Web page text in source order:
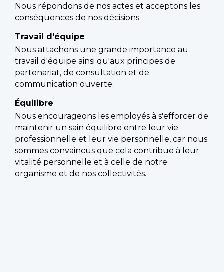
Nous répondons de nos actes et acceptons les
conséquences de nos décisions.
Travail d'équipe
Nous attachons une grande importance au
travail d'équipe ainsi qu'aux principes de
partenariat, de consultation et de
communication ouverte.
Équilibre
Nous encourageons les employés à s'efforcer de
maintenir un sain équilibre entre leur vie
professionnelle et leur vie personnelle, car nous
sommes convaincus que cela contribue à leur
vitalité personnelle et à celle de notre
organisme et de nos collectivités.